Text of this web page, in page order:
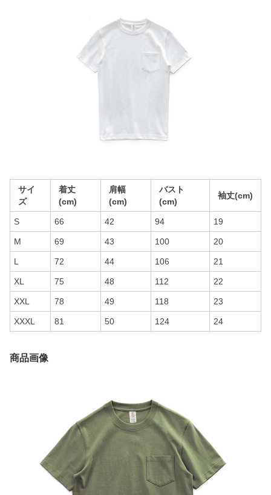
サイ
ズ
着丈
(cm)
肩幅
(cm)
バスト
(cm)
袖丈(cm)
S 66 42 94 19
M 69 43 100 20
L 72 44 106 21
XL 75 48 112 22
XXL 78 49 118 23
XXXL 81 50 124 24
商品画像